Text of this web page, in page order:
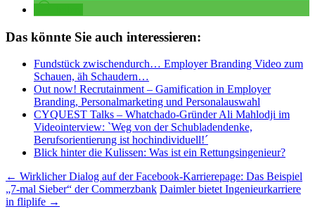
Das könnte Sie auch interessieren:
Fundstück zwischendurch… Employer Branding Video zum
Schauen, äh Schaudern…
Out now! Recrutainment – Gamification in Employer
Branding, Personalmarketing und Personalauswahl
CYQUEST Talks – Whatchado-Gründer Ali Mahlodji im
Videointerview: `Weg von der Schubladendenke,
Berufsorientierung ist hochindividuell!´
Blick hinter die Kulissen: Was ist ein Rettungsingenieur?
Beitragsnavigation
← Wirklicher Dialog auf der Facebook-Karrierepage: Das Beispiel
„7-mal Sieber“ der Commerzbank Daimler bietet Ingenieurkarriere
in fliplife →